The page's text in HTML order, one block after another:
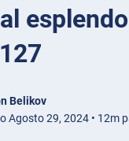
Belikov
Agosto 29, 2024 • 12m